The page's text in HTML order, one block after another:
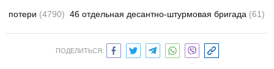
потери (4790) 46 отдельная десантно-штурмовая бригада (61)
ПОДЕЛИТЬСЯ: